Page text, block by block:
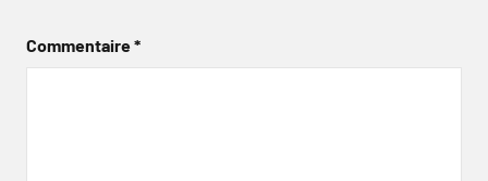
Commentaire*